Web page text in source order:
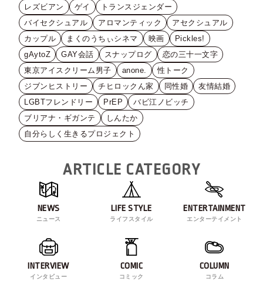
レズビアン ゲイ
トランスジェンダー
バイセクシュアル
アロマンティック
アセクシュアル
カップル
まくのうちぃシネマ 映画
Pickles!
gAytoZ
GAY会話 スナップログ
恋の三十一文字
東京アイスクリーム男子
anone.
性トーク
ジブンヒストリー
チヒロックん家 同性婚
友情結婚
LGBTフレンドリー
PrEP
バビ江ノビッチ
ブリアナ・ギガンテ
しんたか
自分らしく生きるプロジェクト
ARTICLE CATEGORY
NEWS
ニュース
LIFE STYLE
ライフスタイル
ENTERTAINMENT
エンターテイメント
INTERVIEW
インタビュー
COMIC
コミック
COLUMN
コラム